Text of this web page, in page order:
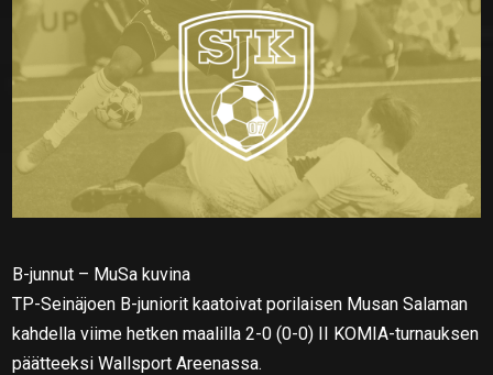
B-junnut – MuSa kuvina
TP-Seinäjoen B-juniorit kaatoivat porilaisen Musan Salaman
kahdella viime hetken maalilla 2-0 (0-0) II KOMIA-turnauksen
päätteeksi Wallsport Areenassa.